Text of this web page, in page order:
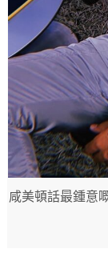
咸美頓話最鍾意